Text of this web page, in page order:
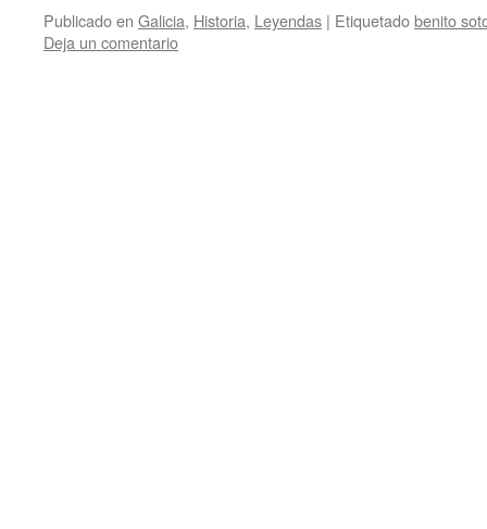
Publicado en Galicia, Historia, Leyendas | Etiquetadobenito
Deja un comentario